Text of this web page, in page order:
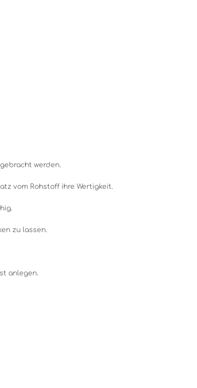
werden.
vom Rohstoff ihre Wertigkeit.
zu lassen.
anlegen.